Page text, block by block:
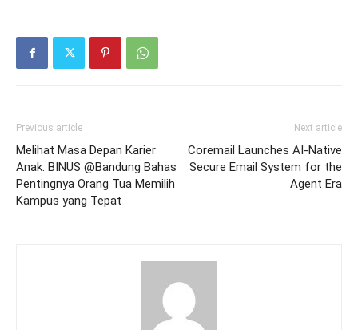
Previous article
Melihat Masa Depan Karier
Anak: BINUS @Bandung Bahas
Pentingnya Orang Tua Memilih
Kampus yang Tepat
Next article
Coremail Launches AI-Native
Secure Email System for the
Agent Era